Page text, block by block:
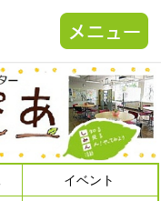
イベント